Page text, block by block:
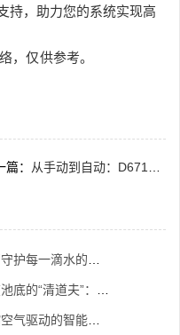
持，助力您的系统实现高
，仅供参考。
篇： 从手动到自动：D671蝶阀如何实现快速截断与远程控制？